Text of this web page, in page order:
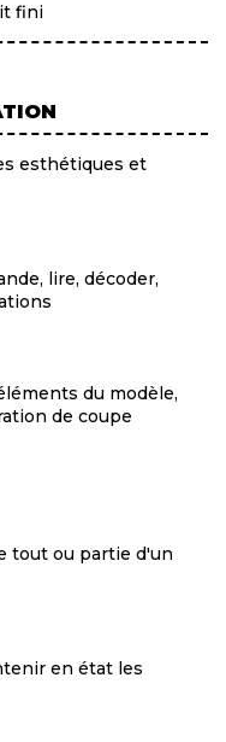
fini
esthétiques et
lire, décoder,
du modèle,
de coupe
tout ou partie d'un
en état les